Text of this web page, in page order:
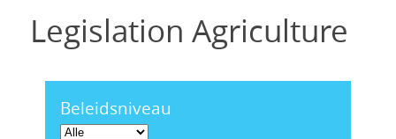
Legislation Agriculture
Beleidsniveau